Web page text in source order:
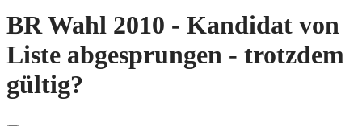
BR Wahl 2010 - Kandidat von
Liste abgesprungen - trotzdem
gültig?